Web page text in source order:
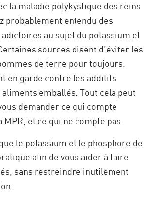
la maladie polykystique des reins
probablement entendu des
au sujet du potassium et
sources disent d’éviter les
de terre pour toujours.
en garde contre les additifs
aliments emballés. Tout cela peut
demander ce qui compte
et ce qui ne compte pas.
le potassium et le phosphore de
afin de vous aider à faire
sans restreindre inutilement